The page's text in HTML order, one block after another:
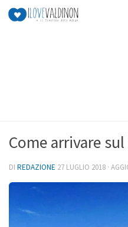
Salta al contenuto
Come arrivare
DI REDAZIONE 27 LUGLIO 2018 ·